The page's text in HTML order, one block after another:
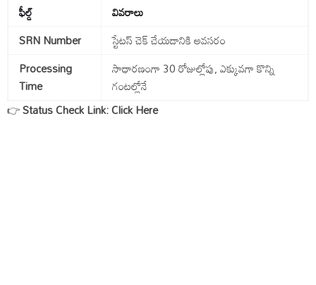
ఫీల్డ్
వివరాలు
SRN Number
స్టేటస్ చెక్ చేయడానికి అవసరం
Processing
Time
సాధారణంగా 30 రోజుల్లోపు, ఎక్కువగా కొన్ని
గంటల్లోనే
👉Status Check Link: Click Here